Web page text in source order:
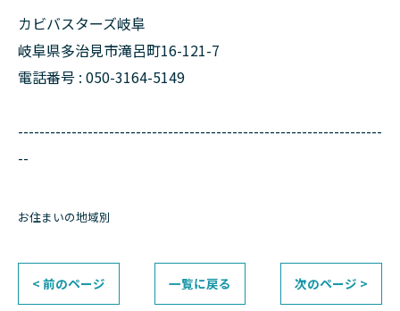
カビバスターズ岐阜
岐阜県多治見市滝呂町16-121-7
電話番号 : 050-3164-5149
--------------------------------------------------------------------
--
お住まいの地域別
< 前のページ 一覧に戻る 次のページ >